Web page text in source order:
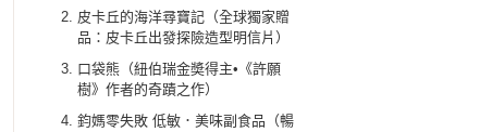
皮卡丘的海洋尋寶記（全球獨家贈
品：皮卡丘出發探險造型明信片）
口袋熊（紐伯瑞金奬得主•《許願
樹》作者的奇蹟之作）
鈞媽零失敗 低敏．美味副食品（暢